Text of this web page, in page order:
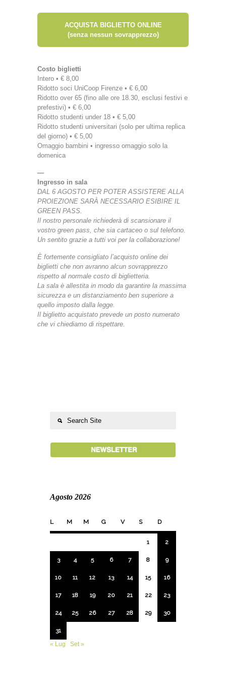
ACQUISTA BIGLIETTO ONLINE
(senza nessun sovrapprezzo)
Costo biglietti
Intero • € 8,00
Ridotto soci UniCoop Firenze • € 6,00
Ridotto over 65 (fino alle ore 18.30, esclusi festivi e
prefestivi) • € 6,00
Ridotto studenti under 18 • € 5,00
Ridotto studenti universitari (solo per ultima replica
del giorno) • € 5,00
Omaggio bambini • ingresso omaggio solo la
domenica
—
Ingresso in sala
DAL 6 AGOSTO PER POTER ASSISTERE ALLA
PROIEZIONE SARÀ NECESSARIO ESIBIRE IL
GREEN PASS.
Il nostro personale richiederà di scansionare il
vostro green pass, che sia cartaceo o sul telefono.
Un sentito grazie a tutti voi per la collaborazione!
È fortemente consigliato l’acquisto online dei
biglietti che non avranno alcun sovrapprezzo
rispetto al normale costo di biglietteria.
La sala è allestita in modo da garantire la massima
sicurezza e un distanziamento ben superiore a
quello imposto dalla legge.
Il biglietto acquistato prevede un posto numerato
che vi chiediamo di rispettare.
Agosto 2026
L M M G V S D
1 2
3 4 5 6 7 8 9
10 11 12 13 14 15 16
17 18 19 20 21 22 23
24 25 26 27 28 29 30
31
« Lug
Set »